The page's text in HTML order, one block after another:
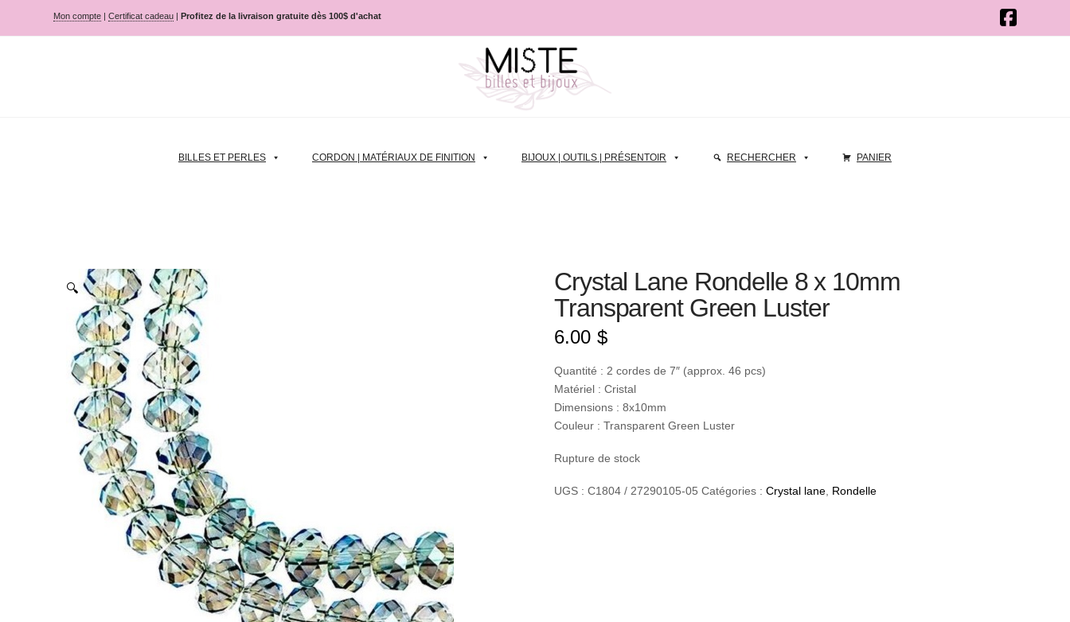
Mon compte |Certificat cadeau |Profitez de la livraison gratuite dès 100$ d'achat
BILLES ET PERLES CORDON | MATÉRIAUX DE FINITION BIJOUX | OUTILS | PRÉSENTOIR RECHERCHER PANIER
🔍
Crystal Lane Rondelle 8 x 10mm
Transparent Green Luster
6.00 $
Quantité : 2 cordes de 7″ (approx. 46 pcs)
Matériel : Cristal
Dimensions : 8x10mm
Couleur : Transparent Green Luster
Rupture de stock
UGS :C1804 / 27290105-05 Catégories :Crystal lane, Rondelle